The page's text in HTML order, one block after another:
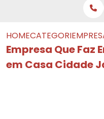
HOMECATEGORIAS
Empresa Que Faz
em Casa Cidade